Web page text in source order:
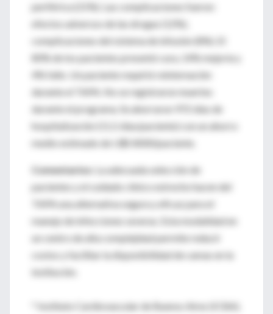
periférica (21%). Las complicaciones fueron:
efectos adversos de las drogas (12%),
complicaciones del sistema de infusión (8%). El
80% de los pacientes presentó cura, 14% mejoría y
4% fallo. Un paciente requirió reinternación
durante el TAPA. No se registraron muertes
durante el programa. Se ahorraron 972 días de
hospitalización (11,5 días/paciente) con un ahorro
medio estimado de U$S 8000/paciente.
Comentarios:
La adecuada selección de
pacientes y el cuidado clínico estrecho hacen del
TAPA una alternativa segura y eficaz para el
manejo de infecciones severas. Esta modalidad en
un centro de alta complejidad permite reducir
costos y facilitar la disponibilidad de camas en la
institución.
* Instituto Cardiovascular de Buenos Aires (ICBA).